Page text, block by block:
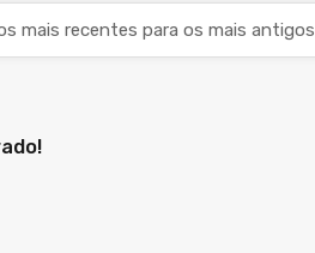
mais recentes para os mais antigos